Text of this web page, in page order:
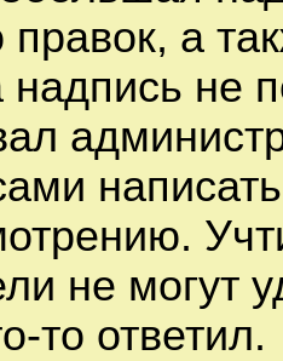
правок, а
надпись не
не могут
то ответил.